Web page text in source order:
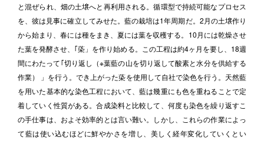
と混ぜられ、畑の土壌へと再利用される。循環型で持続可能なプロセス
を、彼は見事に確立してみせた。藍の栽培は1年周期だ。2月の土壌作り
から始まり、春には種をまき、夏には葉を収穫する。10月には乾燥させ
た葉を発酵させ、｢蒅」を作り始める。この工程は約4ヶ月を要し、18週
間にわたって｢切り返し（※葉藍の山を切り返して酸素と水分を供給する
作業） 」を行う。でき上がった蒅を使用して自社で染色を行う。天然藍
を用いた基本的な染色工程において、藍は幾重にも色を重ねることで定
着していく性質がある。合成染料と比較して、何度も染色を繰り返すこ
の手仕事は、およそ効率的とは言い難い。しかし、これらの作業によっ
て藍は使い込むほどに鮮やかさを増し、美しく経年変化していくとい